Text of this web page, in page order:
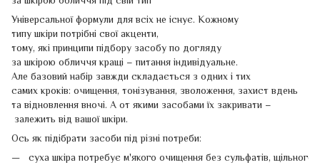
Універсальної формули для всіх не існує. Кожному
типу шкіри потрібні свої акценти,
тому, які принципи підбору засобу по догляду
за шкірою обличчя кращі – питання індивідуальне.
Але базовий набір завжди складається з одних і тих
самих кроків: очищення, тонізування, зволоження, захист вдень
та відновлення вночі. А от якими засобами їх закривати –
залежить від вашої шкіри.
Ось як підібрати засоби під різні потреби:
суха шкіра потребує м'якого очищення без сульфатів, щільного